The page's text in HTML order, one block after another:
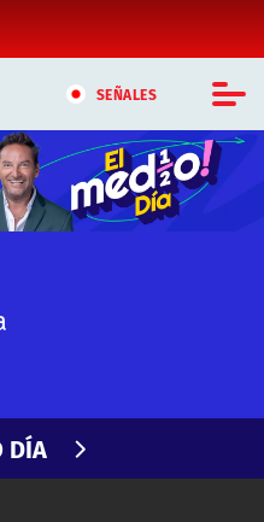
contenido
SEÑALES
DÍA